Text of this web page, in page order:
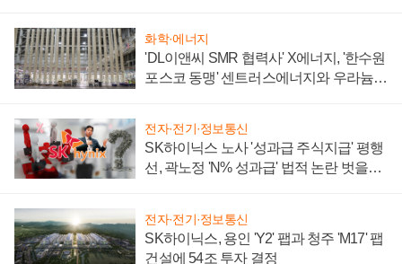
화학·에너지
'DL이앤씨 SMR 협력사' X에너지, '한수원
포스코 동맹' 센트러스에너지와 우라늄
전자·전기·정보통신
SK하이닉스 노사 '성과급 주식지급' 평행
선, 곽노정 'N% 성과급' 법적 논란 벗을지
전자·전기·정보통신
SK하이닉스, 용인 'Y2' 팹과 청주 'M17' 팹
건설에 54조 투자 결정